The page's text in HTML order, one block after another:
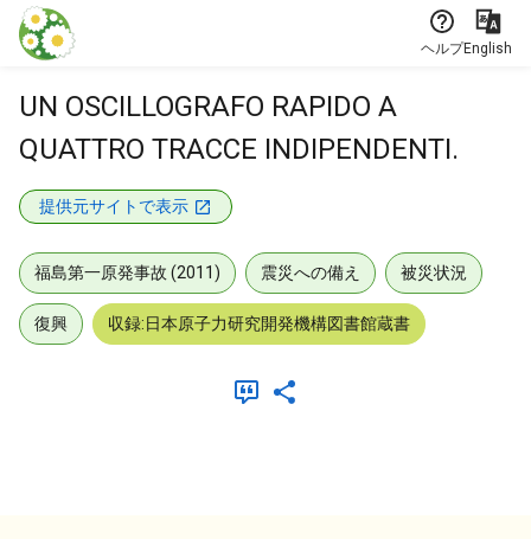
本文に飛ぶ
ヘルプEnglish
UN OSCILLOGRAFO RAPIDO A
QUATTRO TRACCE INDIPENDENTI.
提供元サイトで表示
福島第一原発事故 (2011) 震災への備え 被災状況
復興 収録:日本原子力研究開発機構図書館蔵書